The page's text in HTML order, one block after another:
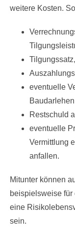
weitere Kosten.
eventuelle
Baudarlehen
Restschuld
eventuelle
Vermittlung
anfallen.
Mitunter können
beispielsweise
eine
sein.